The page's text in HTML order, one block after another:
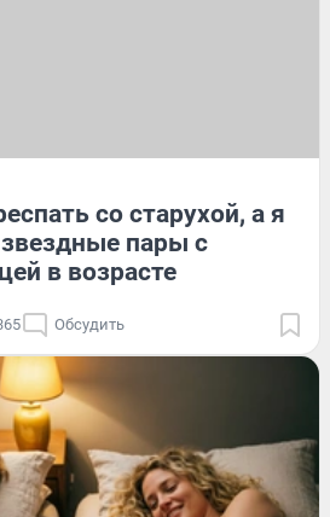
со старухой, а я
пары с
в возрасте
Обсудить